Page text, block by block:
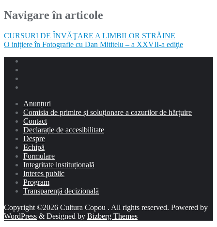
Navigare în articole
CURSURI DE ÎNVĂŢARE A LIMBILOR STRĂINE
O iniţiere în Fotografie cu Dan Mititelu – a XXVII-a ediţie
Anunțuri
Comisia de primire și soluționare a cazurilor de hărțuire
Contact
Declarație de accesibilitate
Despre
Echipă
Formulare
Integritate instituțională
Interes public
Program
Transparență decizională
Copyright ©2026 Cultura Copou . All rights reserved. Powered by
WordPress & Designed by Bizberg Themes